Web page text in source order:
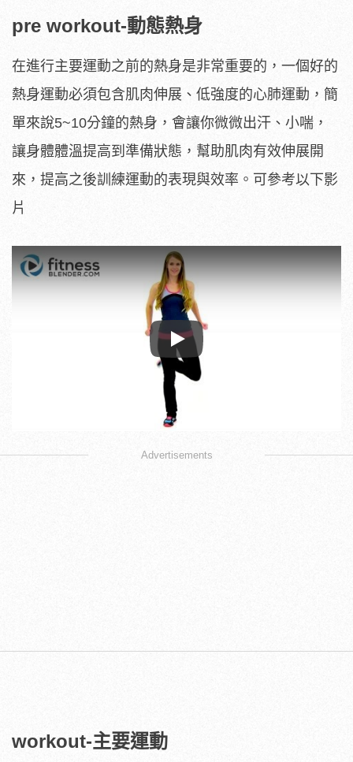
pre workout-動態熱身
在進行主要運動之前的熱身是非常重要的，一個好的
熱身運動必須包含肌肉伸展、低強度的心肺運動，簡
單來說5~10分鐘的熱身，會讓你微微出汗、小喘，
讓身體體溫提高到準備狀態，幫助肌肉有效伸展開
來，提高之後訓練運動的表現與效率。可參考以下影
片
Play
Advertisements
workout-主要運動